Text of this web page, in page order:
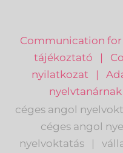
Communication for
tájékoztató |
nyilatkozat |
céges angol
céges angol
nyelvoktatás
|